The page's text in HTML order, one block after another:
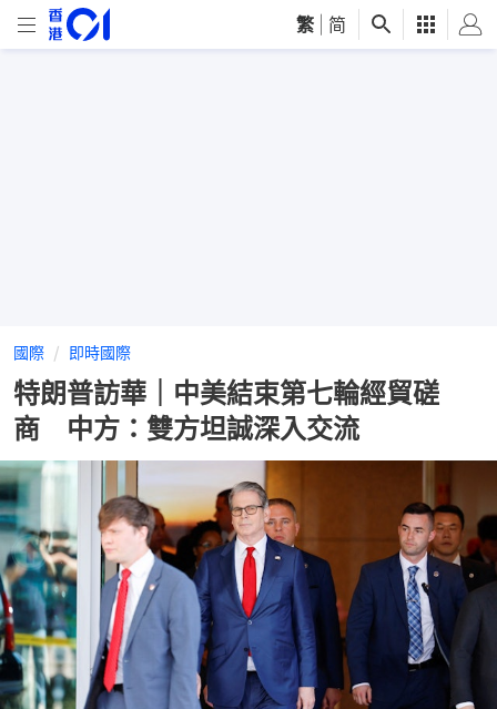
繁 简
國際 即時國際
特朗普訪華｜中美結束第七輪經貿磋
商 中方：雙方坦誠深入交流